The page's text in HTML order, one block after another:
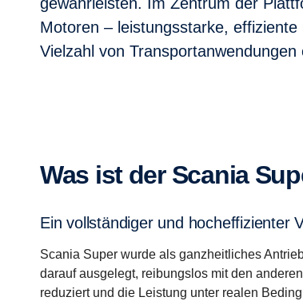
Motoren – leistungsstarke,
Vielzahl von Transportanwendungen
Was ist der Scania
Ein vollständiger und hocheffizienter
Scania Super wurde als ganzheitliches
darauf ausgelegt, reibungslos mit den
reduziert und die Leistung unter realen